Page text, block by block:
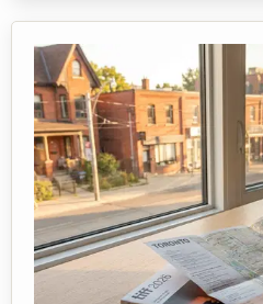
wydatki sprawiają, że rachunek
zakwaterowanie w Lozannie
punkt wydatków. Podczas gdy